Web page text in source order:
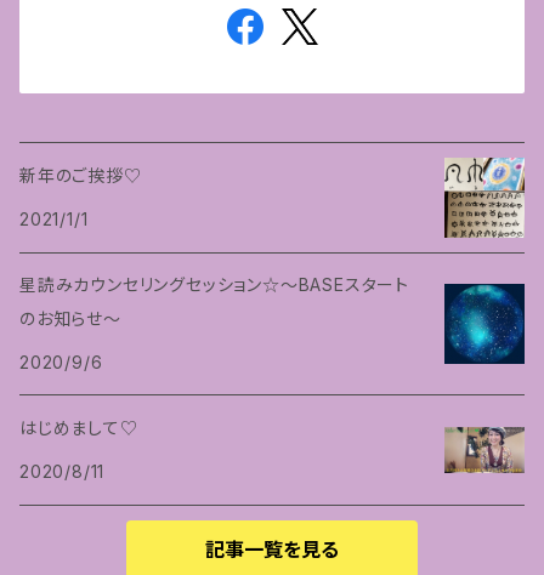
新年のご挨拶♡
2021/1/1
星読みカウンセリングセッション☆〜BASEスタート
のお知らせ〜
2020/9/6
はじめまして♡
2020/8/11
記事一覧を見る